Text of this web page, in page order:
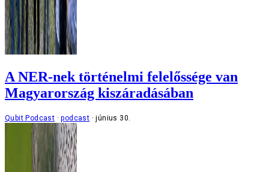
A NER-nek történelmi felelőssége van
Magyarország kiszáradásában
Qubit Podcast podcast június 30.